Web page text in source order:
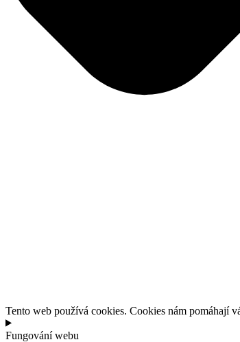
Tento web používá cookies. Cookies nám pomáhají
Fungování webu